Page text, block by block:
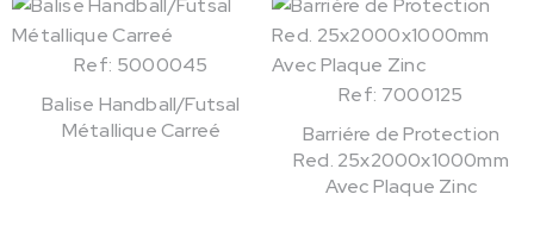
Ref: 5000045
Balise Handball/Futsal
Métallique Carreé
Ref: 7000125
Barriére de Protection
Red. 25x2000x1000mm
Avec Plaque Zinc